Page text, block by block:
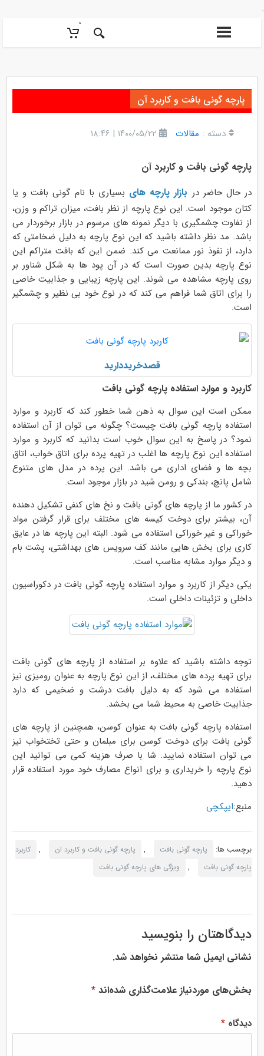
۰
پارچه گونی بافت و کاربرد آن
دسته : مقالات ۱۴۰۰/۰۵/۲۲ | ۱۸:۴۶
پارچه گونی بافت و کاربرد آن
در حال حاضر در بازار پارچه هایبسیاری با نام گونی بافت و یا
کتان موجود است. این نوع پارچه از نظر بافت، میزان تراکم و وزن،
از تفاوت چشمگیری با دیگر نمونه های مرسوم در بازار برخوردار می
باشد. مد نظر داشته باشید که این نوع پارچه به دلیل ضخامتی که
دارد، از نفوذ نور ممانعت می کند. ضمن این که بافت متراکم این
نوع پارچه بدین صورت است که در آن پود ها به شکل شناور بر
روی پارچه مشاهده می شوند. این پارچه زیبایی و جذابیت خاصی
را برای اتاق شما فراهم می کند که در نوع خود بی نظیر و چشمگیر
است.
قصدخریددارید
کاربرد و موارد استفاده پارچه گونی بافت
ممکن است این سوال به ذهن شما خطور کند که کاربرد و موارد
استفاده پارچه گونی بافت چیست؟ چگونه می توان از آن استفاده
نمود؟ در پاسخ به این سوال خوب است بدانید که کاربرد و موارد
استفاده این نوع پارچه ها اغلب در تهیه پرده برای اتاق خواب، اتاق
بچه ها و فضای اداری می باشد. این پرده در مدل های متنوع
شامل پانچ، بندکی و رومن شید در بازار موجود است.
در کشور ما از پارچه های گونی بافت و نخ های كنفی تشكیل دهنده
آن، بیشتر برای دوخت كیسه های مختلف برای قرار گرفتن مواد
خوراكی و غیر خوراكی استفاده می شود. البته این پارچه ها در عایق
كاری برای بخش هایی مانند كف سرویس های بهداشتی، پشت بام
و دیگر موارد مشابه مناسب است.
یکی دیگر از کاربرد و موارد استفاده پارچه گونی بافت در دكوراسیون
داخلی و تزئینات داخلی است.
توجه داشته باشید که علاوه بر استفاده از پارچه های گونی بافت
برای تهیه پرده های مختلف، از این نوع پارچه به عنوان رومیزی نیز
استفاده می شود که به دلیل بافت درشت و ضخیمی که دارد
جذابیت خاصی به محیط شما می بخشد.
استفاده پارچه گونی بافت به عنوان كوسن، همچنین از پارچه های
گونی بافت برای دوخت كوسن برای مبلمان و حتی تختخواب نیز
می توان استفاده نمایید. شا با صرف هزینه کمی می توانید این
نوع پارچه را خریداری و برای انواع مصارف خود مورد استفاده قرار
دهید.
منبع:ایپکچی
برچسب ها: پارچه گونی بافت , پارچه گونی بافت و کاربرد ان ,
کاربرد
پارچه گونی بافت
, ویژگی های پارچه گونی بافت
دیدگاهتان را بنویسید
نشانی ایمیل شما منتشر نخواهد شد.
بخش‌های موردنیاز علامت‌گذاری شده‌اند *
دیدگاه *